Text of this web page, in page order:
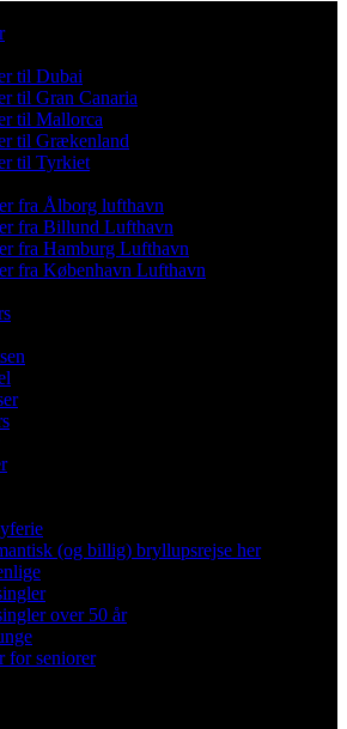
til Dubai
til Gran Canaria
til Mallorca
til Grækenland
til Tyrkiet
fra Ålborg lufthavn
fra Billund Lufthavn
fra Hamburg Lufthavn
fra København Lufthavn
(og billig) bryllupsrejse her
over 50 år
for seniorer